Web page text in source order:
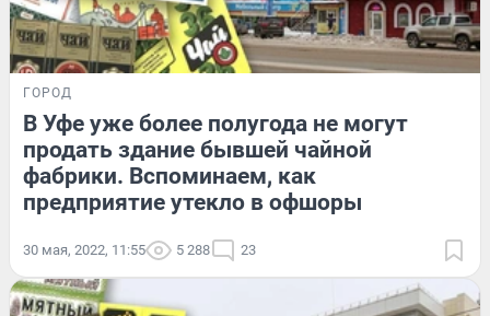
ГОРОД
В Уфе уже более полугода не могут
продать здание бывшей чайной
фабрики. Вспоминаем, как
предприятие утекло в офшоры
30 мая, 2022, 11:55 5 288 23